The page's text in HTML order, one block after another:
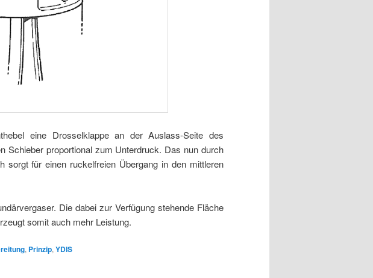
eine Drosselklappe an der Auslass-Seite des
Schieber proportional zum Unterdruck. Das nun durch
sorgt für einen ruckelfreien Übergang in den mittleren
Die dabei zur Verfügung stehende Fläche
somit auch mehr Leistung.
, Prinzip, YDIS